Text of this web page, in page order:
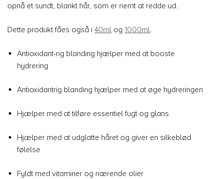
opnå et sundt, blankt hår, som er nemt at redde ud.
Dette produkt fåes også i 40ml og 1000ml.
Antioxidant-rig blanding hjælper med at booste
hydrering
Antioxidantrig blanding hjælper med at øge hydreringen
Hjælper med at tilføre essentiel fugt og glans
Hjælper med at udglatte håret og giver en silkeblød
følelse
Fyldt med vitaminer og nærende olier